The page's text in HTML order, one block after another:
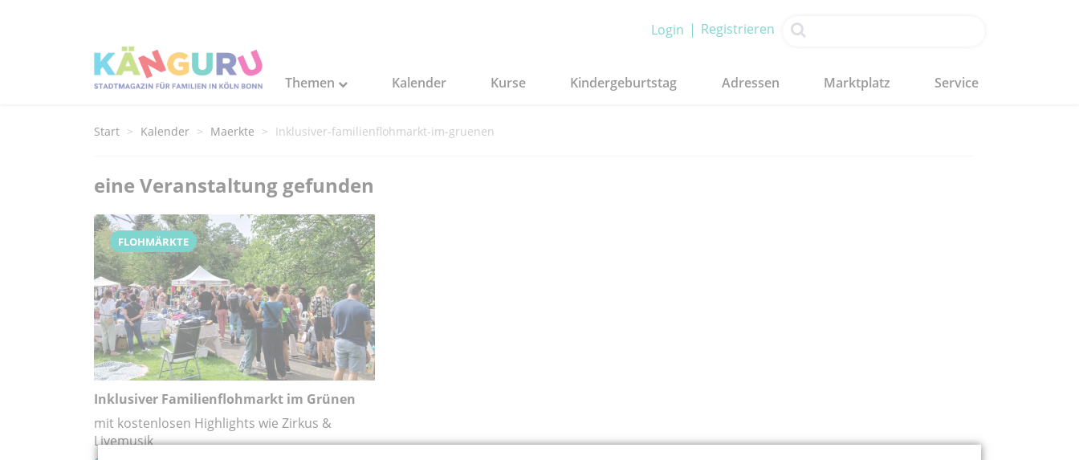
Login Registrieren
Themen Kalender Kurse Kindergeburtstag Adressen Marktplatz Service
Start Kalender Maerkte Inklusiver-familienflohmarkt-im-gruenen
eine Veranstaltung gefunden
FLOHMÄRKTE
Inklusiver Familienflohmarkt im Grünen
mit kostenlosen Highlights wie Zirkus &
Livemusik